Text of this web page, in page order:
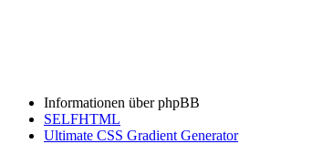
Informationen über phpBB
SELFHTML
Ultimate CSS Gradient Generator